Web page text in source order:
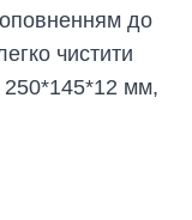
до
чистити
250*145*12 мм,